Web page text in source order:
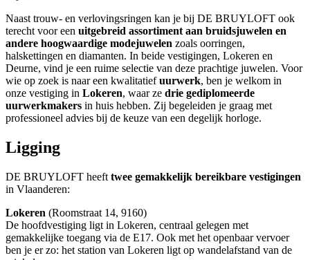
Naast trouw- en verlovingsringen kan je bij DE BRUYLOFT ook
terecht voor een uitgebreid assortiment aan bruidsjuwelen en
andere hoogwaardige modejuwelen zoals oorringen,
halskettingen en diamanten. In beide vestigingen, Lokeren en
Deurne, vind je een ruime selectie van deze prachtige juwelen. Voor
wie op zoek is naar een kwalitatiefuurwerk, ben je welkom in
onze vestiging in Lokeren, waar ze drie gediplomeerde
uurwerkmakers in huis hebben. Zij begeleiden je graag met
professioneel advies bij de keuze van een degelijk horloge.
Ligging
DE BRUYLOFT heeft twee gemakkelijk bereikbare vestigingen
in Vlaanderen:
Lokeren (Roomstraat 14, 9160)
De hoofdvestiging ligt in Lokeren, centraal gelegen met
gemakkelijke toegang via de E17. Ook met het openbaar vervoer
ben je er zo: het station van Lokeren ligt op wandelafstand van de